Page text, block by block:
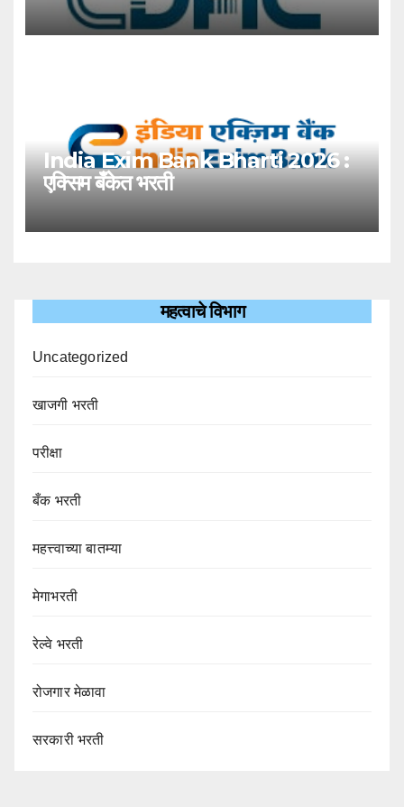
India Exim Bank Bharti 2026 :
एक्सिम बँकेत भरती
महत्वाचे विभाग
Uncategorized
खाजगी भरती
परीक्षा
बँक भरती
महत्त्वाच्या बातम्या
मेगाभरती
रेल्वे भरती
रोजगार मेळावा
सरकारी भरती